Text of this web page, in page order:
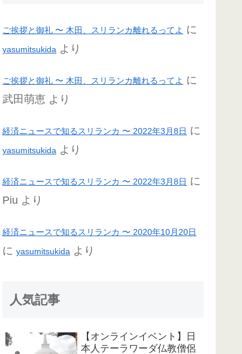
ご挨拶と御礼 〜 木田、スリランカ離れるってよ に
yasumitsukida より
ご挨拶と御礼 〜 木田、スリランカ離れるってよ に
武田萌恵 より
経済ニュースで知るスリランカ 〜 2022年3月8日 に
yasumitsukida より
経済ニュースで知るスリランカ 〜 2022年3月8日 に
Piu より
経済ニュースで知るスリランカ 〜 2020年10月20日
に yasumitsukida より
人気記事
【オンラインイベント】日
本人テーラワーダ仏教僧侶